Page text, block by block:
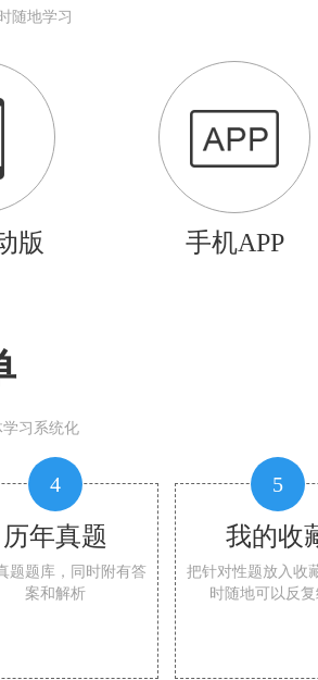
随地学习
版 手机APP
习系统化
4
历年真题
题题库，同时附有答
案和解析
5
我的收
把针对性题放入收
时随地可以反复